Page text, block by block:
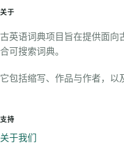
关于
古英语词典项目旨在提供面
合可搜索词典。
它包括缩写、作品与作者，以
支持
关于我们